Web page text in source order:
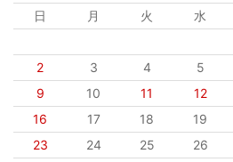
日 月 火 水
2
3 4 5
9
10 11 12
16
17 18 19
23
24 25 26